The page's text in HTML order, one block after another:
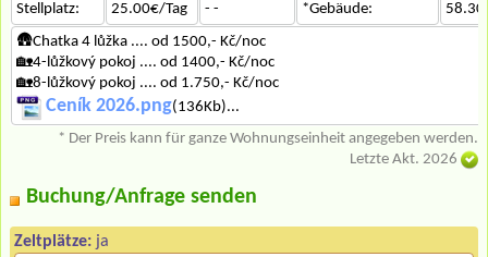
Stellplatz: 25.00€/Tag - - *Gebäude:
🛖Chatka 4 lůžka .... od 1500,- Kč/noc
🏡4-lůžkový pokoj .... od 1400,- Kč/noc
🏡8-lůžkový pokoj .... od 1.750,- Kč/noc
Ceník 2026.png(136Kb)...
* Der Preis kann für ganze Wohnungseinheit angegeben werden.
Letzte Akt. 2026
Buchung/Anfrage senden
Zeltplätze: ja